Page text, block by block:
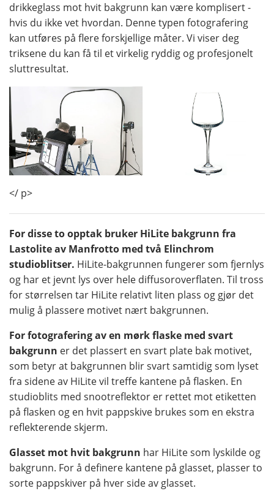
drikkeglass mot hvit bakgrunn kan være komplisert -
hvis du ikke vet hvordan. Denne typen fotografering
kan utføres på flere forskjellige måter. Vi viser deg
triksene du kan få til et virkelig ryddig og profesjonelt
sluttresultat.
</ p>
For disse to opptak bruker HiLite bakgrunn fra
Lastolite av Manfrotto med två Elinchrom
studioblitser. HiLite-bakgrunnen fungerer som fjernlys
og har et jevnt lys over hele diffusoroverflaten. Til tross
for størrelsen tar HiLite relativt liten plass og gjør det
mulig å plassere motivet nært bakgrunnen.
For fotografering av en mørk flaske med svart
bakgrunn er det plassert en svart plate bak motivet,
som betyr at bakgrunnen blir svart samtidig som lyset
fra sidene av HiLite vil treffe kantene på flasken. En
studioblits med snootreflektor er rettet mot etiketten
på flasken og en hvit pappskive brukes som en ekstra
reflekterende skjerm.
Glasset mot hvit bakgrunn har HiLite som lyskilde og
bakgrunn. For å definere kantene på glasset, plasser to
sorte pappskiver på hver side av glasset.